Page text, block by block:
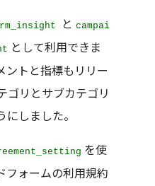
と campai
として利用できま
ントと指標もリリー
ゴリとサブカテゴリ
しました。
を使
フォームの利用規約